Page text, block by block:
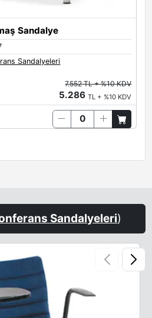
Sandalye
Sandalyeleri
7.552 TL + %10 KDV
5.286TL + %10 KDV
Sandalyeleri)